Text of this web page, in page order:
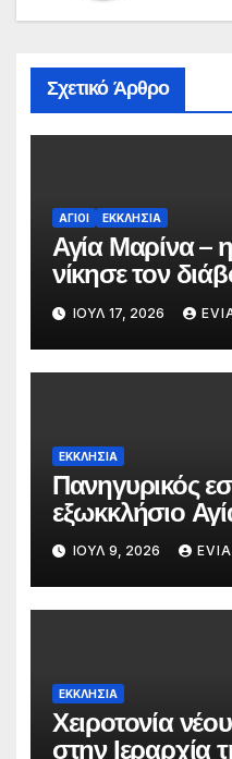
Σχετικό Άρθρο
ΑΓΙΟΙ ΕΚΚΛΗΣΙΑ
Αγία Μαρίνα –
νίκησε τον
ΙΟΎΛ 17, 2026
ΕΚΚΛΗΣΙΑ
Πανηγυρικός
εξωκκλήσιο
Κάμπια
ΙΟΎΛ 9, 2026
ΕΚΚΛΗΣΙΑ
Χειροτονία
στην Ιεραρχία